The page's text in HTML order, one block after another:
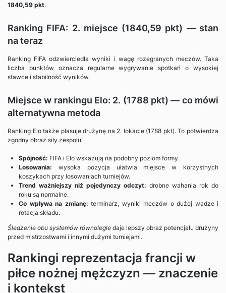
1840,59 pkt.
Ranking FIFA: 2. miejsce (1840,59 pkt) — stan
na teraz
Ranking FIFA odzwierciedla wyniki i wagę rozegranych meczów. Taka
liczba punktów oznacza regularne wygrywanie spotkań o wysokiej
stawce i stabilność wyników.
Miejsce w rankingu Elo: 2. (1788 pkt) — co mówi
alternatywna metoda
Ranking Elo także plasuje drużynę na 2. lokacie (1788 pkt). To potwierdza
zgodny obraz siły zespołu.
Spójność: FIFA i Elo wskazują na podobny poziom formy.
Losowania: wysoka pozycja ułatwia miejsce w korzystnych
koszykach przy losowaniach turniejów.
Trend ważniejszy niż pojedynczy odczyt: drobne wahania rok do
roku są normalne.
Co wpływa na zmianę: terminarz, wyniki meczów o dużej wadze i
rotacja składu.
Śledzenie obu systemów równolegle daje lepszy obraz potencjału drużyny
przed mistrzostwami i innymi dużymi turniejami.
Rankingi reprezentacja francji w
piłce nożnej mężczyzn — znaczenie
i kontekst